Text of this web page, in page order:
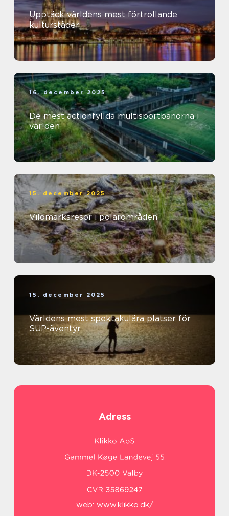
Upptäck världens mest förtrollande
kulturstäder
16. december 2025
De mest actionfyllda multisportbanorna i
världen
15. december 2025
Vildmarksresor i polarområden
15. december 2025
Världens mest spektakulära platser för
SUP-äventyr
Adress
web: www.klikko.dk/